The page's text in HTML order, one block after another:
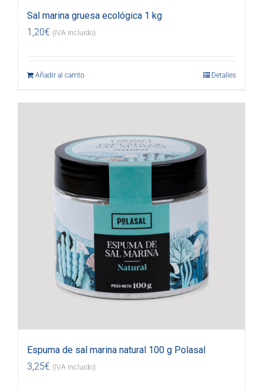
Sal marina gruesa ecológica 1 kg
1,20€ (IVA incluido)
Añadir al carrito Detalles
Espuma de sal marina natural 100 g Polasal
3,25€ (IVA incluido)